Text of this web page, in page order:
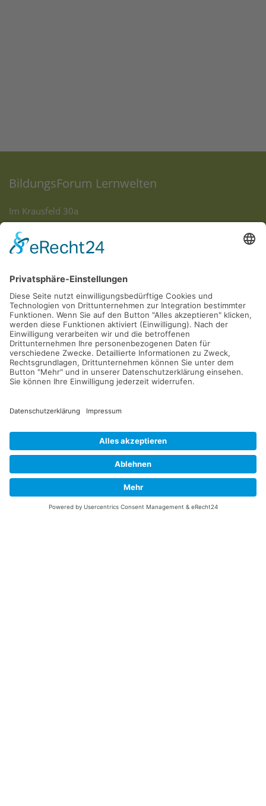
BildungsForum Lernwelten
Im Krausfeld 30a
53111 Bonn
info@bf-bonn.de
www.bf-bonn.de
Anmeldung Deutschkurse
Tel.: +49 (0)228 9695-950
deutschkurse@bf-bonn.de
Dienstag bis Freitag 10:00 - 13:00 Uhr
Anmeldung Bildungsurlaube